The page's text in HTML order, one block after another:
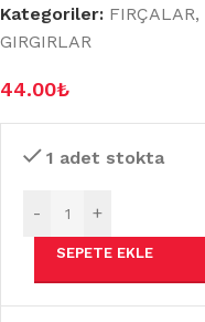
Kategoriler: FIRÇALAR,
GIRGIRLAR
44.00₺
1 adet stokta
- +
SEPETE EKLE